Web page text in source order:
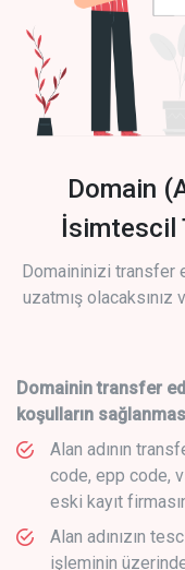
Domain
İsimtescil
Domaininizi transfer
uzatmış
Domainin transfer
koşulların
Alan adının
code, epp code,
eski kayıt
Alan adınızın
işleminin